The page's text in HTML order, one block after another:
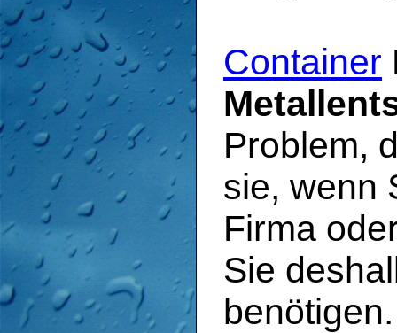
Container
Problem,
sie, wenn
Firma
Sie
benötigen.